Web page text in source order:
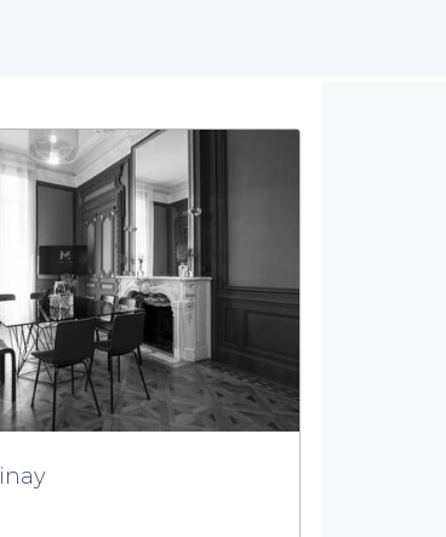
puissent chanter comme des professionnels.
à tous les styles et toutes les ambiances.
pour votre groupe, nous avons ce qu'il
soient alcoolisées ou non, ainsi que des plats
soirée est pris en compte pour assurer une
de Lyon avec Privateaser et vivez une
options qui s'offrent à vous et préparer votre